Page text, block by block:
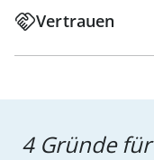
Vertrauen
4 Gründe für